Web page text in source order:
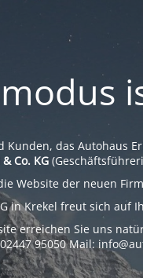
das Autohaus
Co. KG
Website der neuen
in Krekel freut sich auf
erreichen Sie uns
95050 Mail: